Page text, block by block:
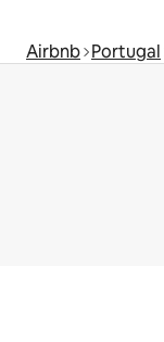
Airbnb Portugal